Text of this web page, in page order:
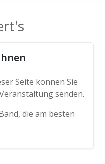
Seite können Sie
senden.
die am besten